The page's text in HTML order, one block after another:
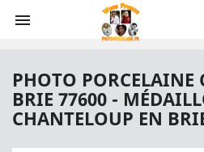

PHOTO PORCELAINE
BRIE 77600 -
CHANTELOUP EN